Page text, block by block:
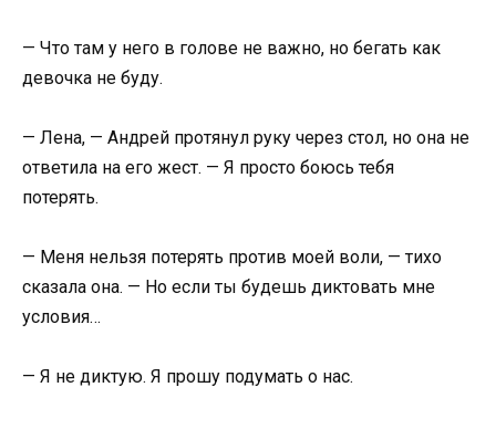
— Что там у него в голове не важно, но бегать как
девочка не буду.
— Лена, — Андрей протянул руку через стол, но она не
ответила на его жест. — Я просто боюсь тебя
потерять.
— Меня нельзя потерять против моей воли, — тихо
сказала она. — Но если ты будешь диктовать мне
условия…
— Я не диктую. Я прошу подумать о нас.